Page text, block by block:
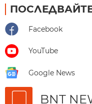
Facebook
YouTube
Google News
BNT